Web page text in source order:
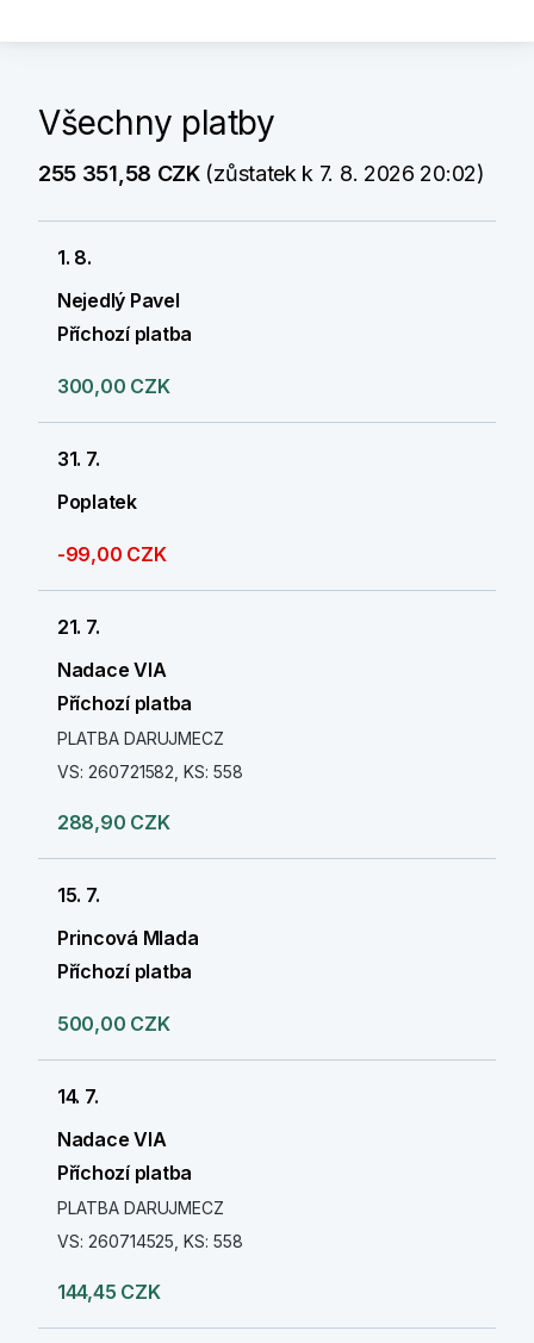
Všechny platby
255 351,58 CZK(zůstatek k 7. 8. 2026 20:02)
1. 8.
Nejedlý Pavel
Příchozí platba
300,00 CZK
31. 7.
Poplatek
-99,00 CZK
21. 7.
Nadace VIA
Příchozí platba
PLATBA DARUJMECZ
VS: 260721582, KS: 558
288,90 CZK
15. 7.
Princová Mlada
Příchozí platba
500,00 CZK
14. 7.
Nadace VIA
Příchozí platba
PLATBA DARUJMECZ
VS: 260714525, KS: 558
144,45 CZK